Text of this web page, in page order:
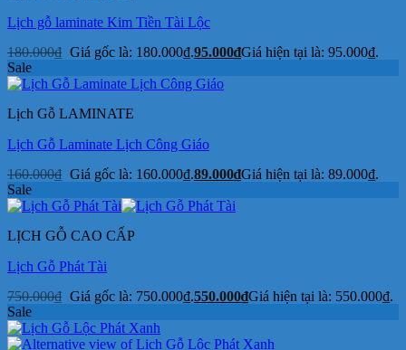
Lịch gỗ laminate Kim Tiền Tài Lộc
180.000₫ Giá gốc là: 180.000₫.95.000₫Giá hiện tại là: 95.000₫.
Sale
Lịch Gỗ LAMINATE
Lịch Gỗ Laminate Lịch Công Giáo
160.000₫ Giá gốc là: 160.000₫.89.000₫Giá hiện tại là: 89.000₫.
Sale
LỊCH GỖ CAO CẤP
Lịch Gỗ Phát Tài
750.000₫ Giá gốc là: 750.000₫.550.000₫Giá hiện tại là: 550.000₫.
Sale